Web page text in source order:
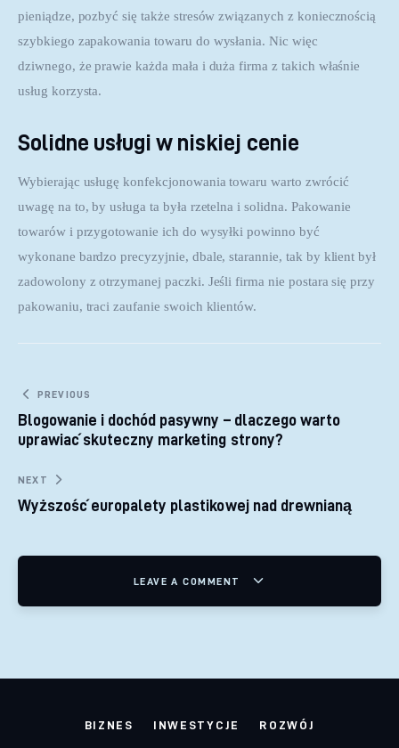
pieniądze, pozbyć się także stresów związanych z koniecznością
szybkiego zapakowania towaru do wysłania. Nic więc
dziwnego, że prawie każda mała i duża firma z takich właśnie
usług korzysta.
Solidne usługi w niskiej cenie
Wybierając usługę konfekcjonowania towaru warto zwrócić
uwagę na to, by usługa ta była rzetelna i solidna. Pakowanie
towarów i przygotowanie ich do wysyłki powinno być
wykonane bardzo precyzyjnie, dbale, starannie, tak by klient był
zadowolony z otrzymanej paczki. Jeśli firma nie postara się przy
pakowaniu, traci zaufanie swoich klientów.
Nawigacja wpisu
PREVIOUS
Blogowanie i dochód pasywny – dlaczego warto
uprawiać skuteczny marketing strony?
NEXT
Wyższość europalety plastikowej nad drewnianą
LEAVE A COMMENT
BIZNES INWESTYCJE ROZWÓJ